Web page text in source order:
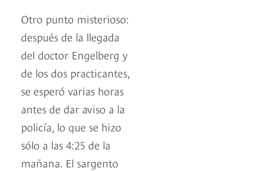
Otro punto misterioso:
después de la llegada
del doctor Engelberg y
de los dos practicantes,
se esperó varias horas
antes de dar aviso a la
policía, lo que se hizo
sólo a las 4:25 de la
mañana. El sargento